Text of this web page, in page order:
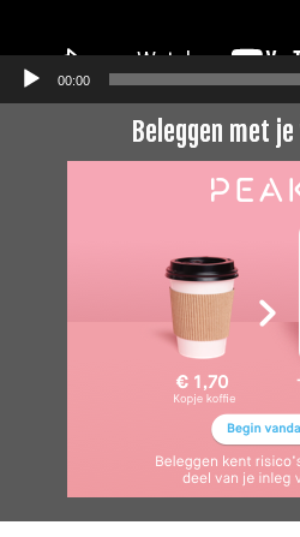
00:00
Beleggen met